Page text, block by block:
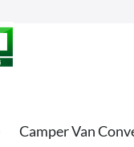
Camper Van